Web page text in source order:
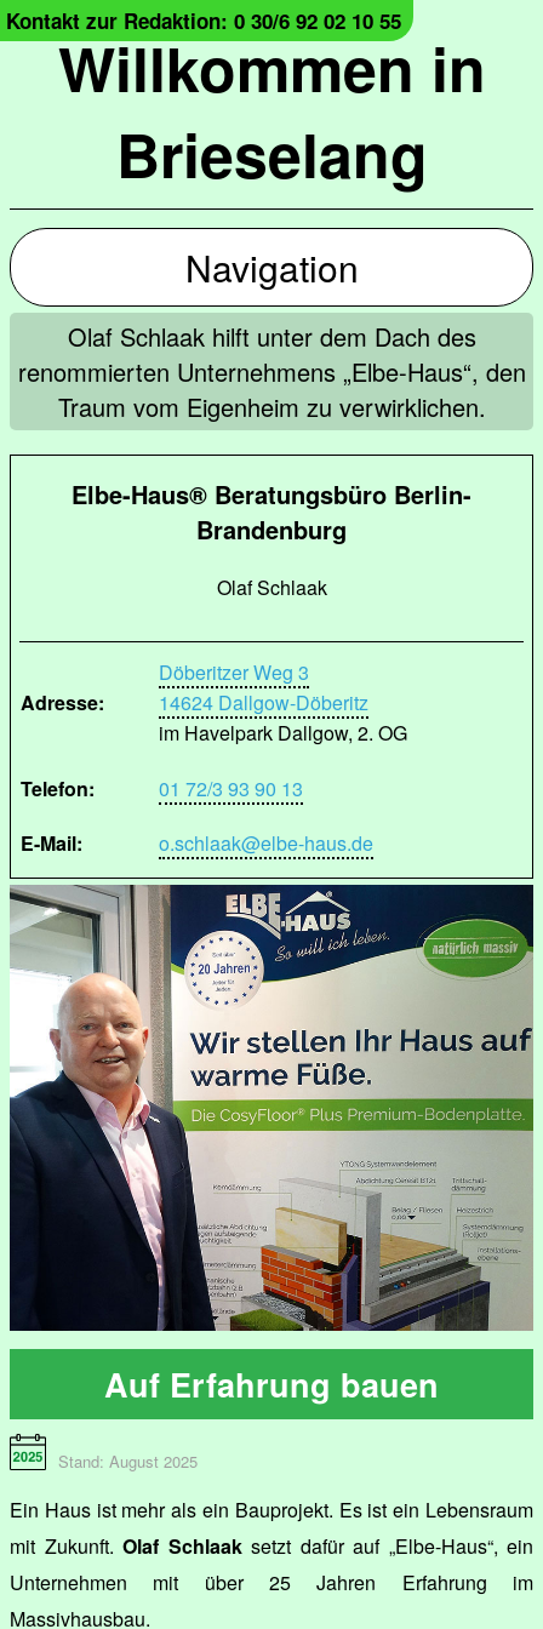
Willkommen in
Brieselang
Kontakt zur Redaktion: 0 30/6 92 02 10 55
Navigation
Olaf Schlaak hilft unter dem Dach des
renommierten Unternehmens „Elbe-Haus“, den
Traum vom Eigenheim zu verwirklichen.
Elbe-Haus® Beratungsbüro Berlin-
Brandenburg
Olaf Schlaak
Adresse:
Döberitzer Weg 3
14624 Dallgow-Döberitz
im Havelpark Dallgow, 2. OG
Telefon:
01 72/3 93 90 13
E-Mail:
o.schlaak@elbe-haus.de
Auf Erfahrung bauen
Stand: August 2025
Ein Haus ist mehr als ein Bauprojekt. Es ist ein Lebensraum
mit Zukunft. Olaf Schlaaksetzt dafür auf „Elbe-Haus“, ein
Unternehmen mit über 25 Jahren Erfahrung im
Massivhausbau.